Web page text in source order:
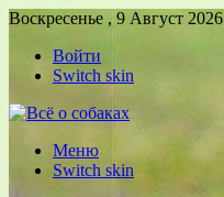
Воскресенье , 9 Август 2026
Войти
Switch skin
Меню
Switch skin